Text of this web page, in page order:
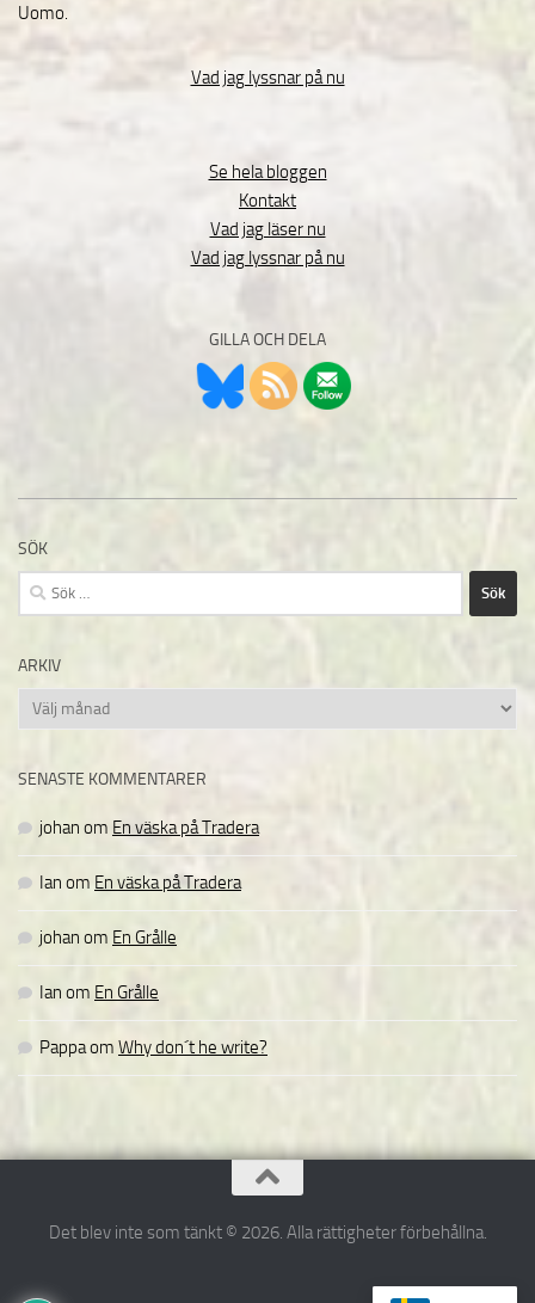
Uomo.
Vad jag lyssnar på nu
Se hela bloggen
Kontakt
Vad jag läser nu
Vad jag lyssnar på nu
GILLA OCH DELA
SÖK
Sök
efter:
ARKIV
Arkiv
SENASTE KOMMENTARER
johan om En väska på Tradera
Ian om En väska på Tradera
johan om En Grålle
Ian om En Grålle
Pappaom Why don´t he write?
Det blev inte som tänkt © 2026. Alla rättigheter förbehållna.